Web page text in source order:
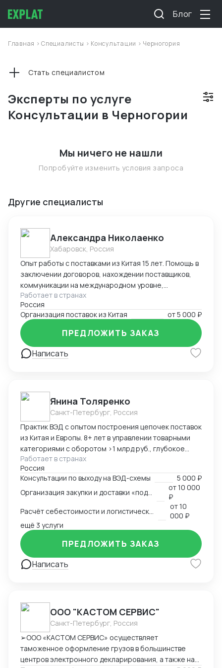
Блог
Главная >Специалисты > Консультации > Черногория
Эксперты по услуге
Консультации в Черногории
Стать специалистом
Мы ничего не нашли
Попробуйте изменить условия запроса
Другие специалисты
Александра Николаенко
Хабаровск, Россия
Опыт работы с поставками из Китая 15 лет. Помощь в
заключении договоров, нахождении поставщиков,
коммуникации на международном уровне,
понимание рынка, хорошие связи в Китае. Помощь в
организации Доставки. Склады в разных городах
Китая ( Гуанчжоу, суйфеньхе, фуюань) , проверенные
китайские посредники. ЗАВОЗ груза через Москву ,
Владивосток, Уссурийск.
Работает в странах
Россия
Организация поставок из Китая
от5 000 ₽
Написать
ПРЕДЛОЖИТЬ ЗАКАЗ
Янина Толяренко
Санкт-Петербург, Россия
Практик ВЭД с опытом построения цепочек поставок
из Китая и Европы. 8+ лет в управлении товарными
категориями с оборотом >1 млрд руб., глубокое
понимание коммерческой стороны закупок.
Ключевые компетенции: — Организация полного
цикла ВЭД «под ключ»: от поиска поставщика до
доставки на склад клиента — Работа с китайскими
поставщиками: переговоры, контроль качества,
оплата — Таможенное оформление, подбор
сертификации, подготовка документов —
Международная логистика: поиск брокеров, расчёт
маршрутов, мониторинг цен — Расчёт
себестоимости и контроль маржинальности сделок
— Опыт поставок в условиях санкционных
удалённая работа, полная автономность
Работает в странах
Россия
Консультации по выходу на ВЭД-схемы
5 000 ₽
от10 000
₽
от10
000 ₽
ещё 3 услуги
Написать
ПРЕДЛОЖИТЬ ЗАКАЗ
ООО "КАСТОМ СЕРВИС"
Санкт-Петербург, Россия
➢ООО «КАСТОМ СЕРВИС» осуществляет
таможенное оформление грузов в большинстве
центров электронного декларирования, а также на